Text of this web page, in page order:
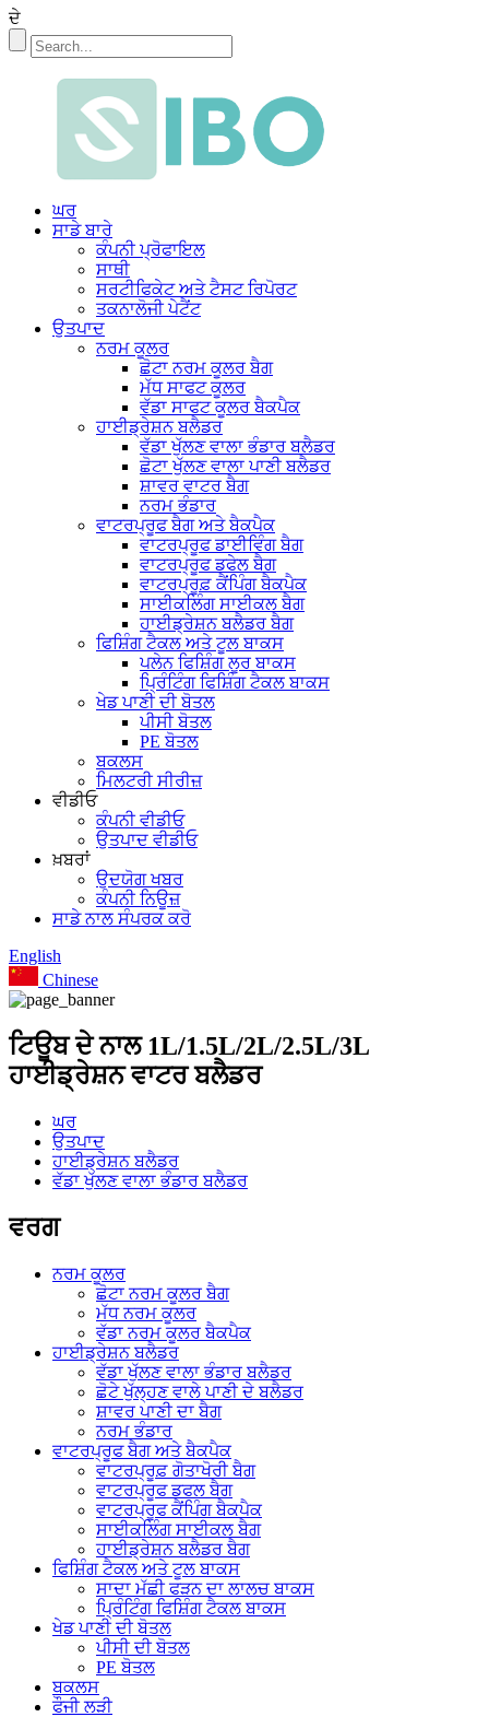
ਦੇ
ਘਰ
ਸਾਡੇ ਬਾਰੇ
ਕੰਪਨੀ ਪ੍ਰੋਫਾਇਲ
ਸਾਥੀ
ਸਰਟੀਫਿਕੇਟ ਅਤੇ ਟੈਸਟ ਰਿਪੋਰਟ
ਤਕਨਾਲੋਜੀ ਪੇਟੈਂਟ
ਉਤਪਾਦ
ਨਰਮ ਕੂਲਰ
ਛੋਟਾ ਨਰਮ ਕੂਲਰ ਬੈਗ
ਮੱਧ ਸਾਫਟ ਕੂਲਰ
ਵੱਡਾ ਸਾਫਟ ਕੂਲਰ ਬੈਕਪੈਕ
ਹਾਈਡ੍ਰੇਸ਼ਨ ਬਲੈਡਰ
ਵੱਡਾ ਖੁੱਲਣ ਵਾਲਾ ਭੰਡਾਰ ਬਲੈਡਰ
ਛੋਟਾ ਖੁੱਲਣ ਵਾਲਾ ਪਾਣੀ ਬਲੈਡਰ
ਸ਼ਾਵਰ ਵਾਟਰ ਬੈਗ
ਨਰਮ ਭੰਡਾਰ
ਵਾਟਰਪ੍ਰੂਫ ਬੈਗ ਅਤੇ ਬੈਕਪੈਕ
ਵਾਟਰਪ੍ਰੂਫ ਡਾਈਵਿੰਗ ਬੈਗ
ਵਾਟਰਪ੍ਰੂਫ ਡਫੇਲ ਬੈਗ
ਵਾਟਰਪ੍ਰੂਫ਼ ਕੈਂਪਿੰਗ ਬੈਕਪੈਕ
ਸਾਈਕਲਿੰਗ ਸਾਈਕਲ ਬੈਗ
ਹਾਈਡ੍ਰੇਸ਼ਨ ਬਲੈਡਰ ਬੈਗ
ਫਿਸ਼ਿੰਗ ਟੈਕਲ ਅਤੇ ਟੂਲ ਬਾਕਸ
ਪਲੇਨ ਫਿਸ਼ਿੰਗ ਲੂਰ ਬਾਕਸ
ਪ੍ਰਿੰਟਿੰਗ ਫਿਸ਼ਿੰਗ ਟੈਕਲ ਬਾਕਸ
ਖੇਡ ਪਾਣੀ ਦੀ ਬੋਤਲ
ਪੀਸੀ ਬੋਤਲ
PE ਬੋਤਲ
ਬਕਲਸ
ਮਿਲਟਰੀ ਸੀਰੀਜ਼
ਵੀਡੀਓ
ਕੰਪਨੀ ਵੀਡੀਓ
ਉਤਪਾਦ ਵੀਡੀਓ
ਖ਼ਬਰਾਂ
ਉਦਯੋਗ ਖਬਰ
ਕੰਪਨੀ ਨਿਊਜ਼
ਸਾਡੇ ਨਾਲ ਸੰਪਰਕ ਕਰੋ
English
Chinese
ਟਿਊਬ ਦੇ ਨਾਲ 1L/1.5L/2L/2.5L/3L
ਹਾਈਡ੍ਰੇਸ਼ਨ ਵਾਟਰ ਬਲੈਡਰ
ਘਰ
ਉਤਪਾਦ
ਹਾਈਡ੍ਰੇਸ਼ਨ ਬਲੈਡਰ
ਵੱਡਾ ਖੁੱਲਣ ਵਾਲਾ ਭੰਡਾਰ ਬਲੈਡਰ
ਵਰਗ
ਨਰਮ ਕੂਲਰ
ਛੋਟਾ ਨਰਮ ਕੂਲਰ ਬੈਗ
ਮੱਧ ਨਰਮ ਕੂਲਰ
ਵੱਡਾ ਨਰਮ ਕੂਲਰ ਬੈਕਪੈਕ
ਹਾਈਡ੍ਰੇਸ਼ਨ ਬਲੈਡਰ
ਵੱਡਾ ਖੁੱਲਣ ਵਾਲਾ ਭੰਡਾਰ ਬਲੈਡਰ
ਛੋਟੇ ਖੁੱਲ੍ਹਣ ਵਾਲੇ ਪਾਣੀ ਦੇ ਬਲੈਡਰ
ਸ਼ਾਵਰ ਪਾਣੀ ਦਾ ਬੈਗ
ਨਰਮ ਭੰਡਾਰ
ਵਾਟਰਪ੍ਰੂਫ ਬੈਗ ਅਤੇ ਬੈਕਪੈਕ
ਵਾਟਰਪ੍ਰੂਫ਼ ਗੋਤਾਖੋਰੀ ਬੈਗ
ਵਾਟਰਪ੍ਰੂਫ ਡਫਲ ਬੈਗ
ਵਾਟਰਪ੍ਰੂਫ ਕੈਂਪਿੰਗ ਬੈਕਪੈਕ
ਸਾਈਕਲਿੰਗ ਸਾਈਕਲ ਬੈਗ
ਹਾਈਡ੍ਰੇਸ਼ਨ ਬਲੈਡਰ ਬੈਗ
ਫਿਸ਼ਿੰਗ ਟੈਕਲ ਅਤੇ ਟੂਲ ਬਾਕਸ
ਸਾਦਾ ਮੱਛੀ ਫੜਨ ਦਾ ਲਾਲਚ ਬਾਕਸ
ਪ੍ਰਿੰਟਿੰਗ ਫਿਸ਼ਿੰਗ ਟੈਕਲ ਬਾਕਸ
ਖੇਡ ਪਾਣੀ ਦੀ ਬੋਤਲ
ਪੀਸੀ ਦੀ ਬੋਤਲ
PE ਬੋਤਲ
ਬਕਲਸ
ਫੌਜੀ ਲੜੀ